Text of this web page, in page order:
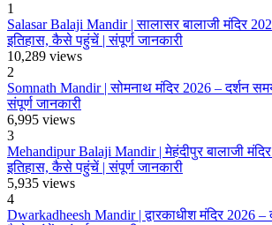
1
Salasar Balaji Mandir | सालासर बालाजी मंदिर
इतिहास, कैसे पहुंचें | संपूर्ण जानकारी
10,289 views
2
Somnath Mandir | सोमनाथ मंदिर 2026 – दर्शन
संपूर्ण जानकारी
6,995 views
3
Mehandipur Balaji Mandir | मेहंदीपुर बालाजी
इतिहास, कैसे पहुंचें | संपूर्ण जानकारी
5,935 views
4
Dwarkadheesh Mandir | द्वारकाधीश मंदिर 2026 –